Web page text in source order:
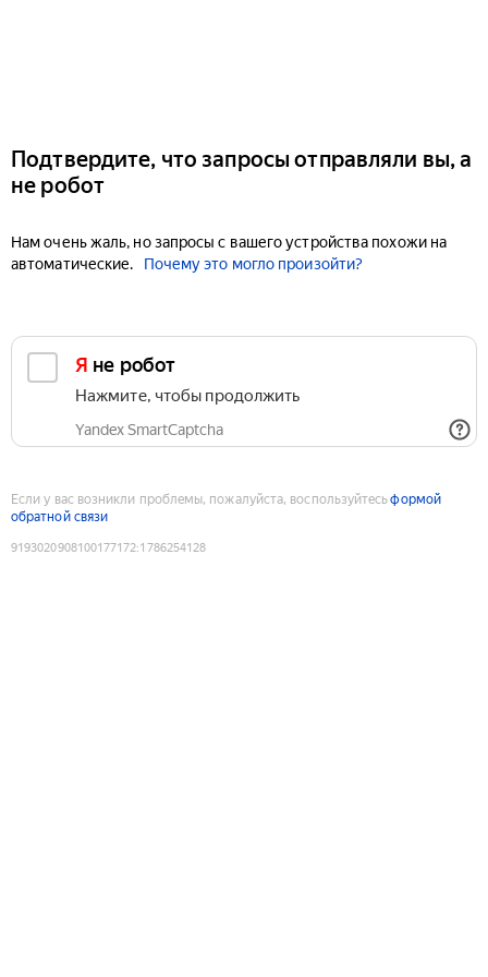
Подтвердите, что запросы отправляли вы, а
не робот
Нам очень жаль, но запросы с вашего устройства похожи на
автоматические.
Почему это могло произойти?
Я не робот
Нажмите, чтобы продолжить
Yandex SmartCaptcha
Если у вас возникли проблемы, пожалуйста, воспользуйтесьформой
обратной связи
9193020908100177172:1786254128